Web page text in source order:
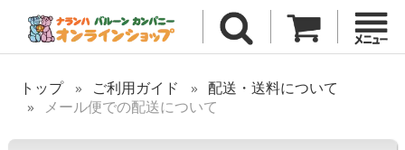
トップ ご利用ガイド
配送・送料について
メール便での配送について